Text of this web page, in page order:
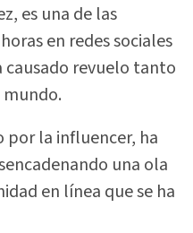
es una de las
en redes sociales
causado revuelo tanto
por la influencer, ha
una ola
en línea que se ha